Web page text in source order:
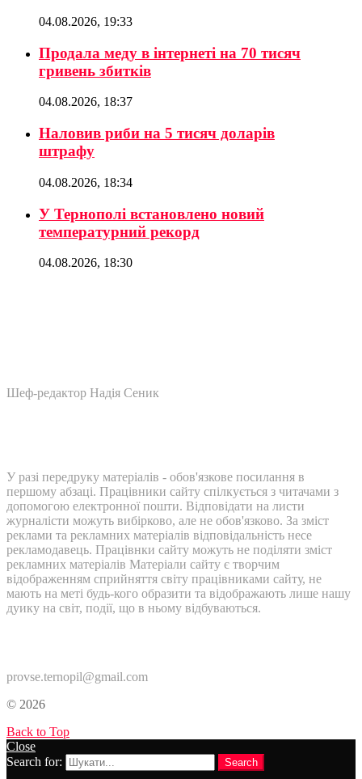
04.08.2026, 19:33
Продала меду в інтернеті на 70 тисяч
гривень збитків
04.08.2026, 18:37
Наловив риби на 5 тисяч доларів
штрафу
04.08.2026, 18:34
У Тернополі встановлено новий
температурний рекорд
04.08.2026, 18:30
Шеф-редактор Надія Сеник
У разі передруку матеріалів - обов'язкове посилання в
першому абзаці. Працівники сайту спілкується з читачами з
допомогою електронної пошти. Відповідати на листи
журналісти можуть вибірково, але не обов'язково. За зміст
реклами та рекламних матеріалів відповідальність несе
рекламодавець. Працівнки сайту можуть не поділяти зміст
рекламних матеріалів Матеріали сайту є творчим
відображенням сприйняття світу працівниками сайту, не
мають на меті будь-кого образити та відображають лише нашу
дуику на світ, події, що в ньому відбуваються.
provse.ternopil@gmail.com
© 2026
Back to Top
Close
Search for:
Search